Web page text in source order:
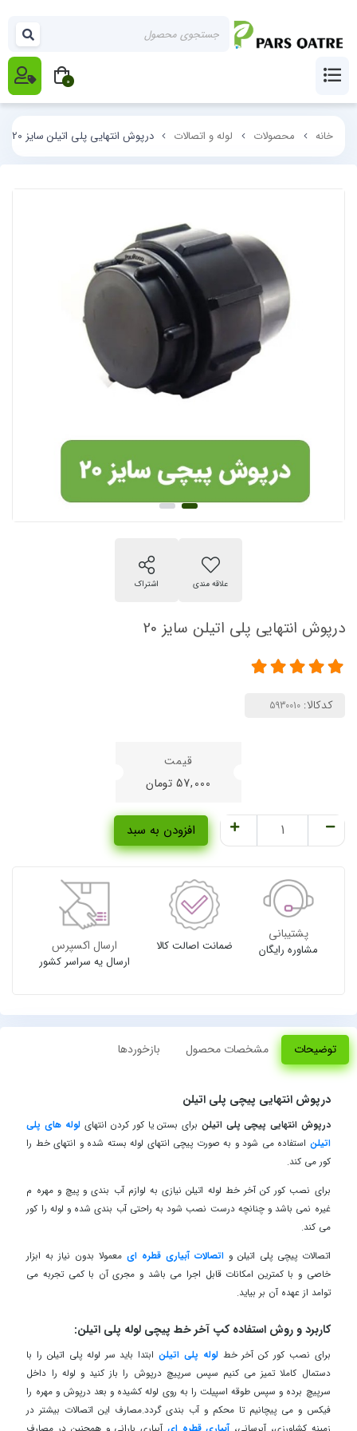
خانه محصولات لوله و اتصالات درپوش انتهایی پلی اتیلن سایز 20
درپوش انتهایی پلی اتیلن سایز 20
کدکالا:
57,000 تومان
افزودن به سبد
پشتیبانی
مشاوره رایگان ضمانت اصالت کالا ارسال اکسپرس
ارسال یه سراسر کشور
توضیحات مشخصات محصول بازخوردها
درپوش انتهایی پیچی پلی اتیلن
درپوش انتهایی پیچی پلی اتیلن برای بستن یا کور کردن انتهای لوله های پلی
اتیلن استفاده می شود و به صورت پیچی انتهای لوله بسته شده و انتهای خط را
کور می کند.
برای نصب کور کن آخر خط لوله اتیلن نیازی به لوازم آب بندی و پیچ و مهره م
غیره نمی باشد و چنانچه درست نصب شود به راحتی آب بندی شده و لوله را کور
می کند.
اتصالات پیچی پلی اتیلن و اتصالات آبیاری قطره ای معمولا بدون نیاز به ابزار
خاصی و با کمترین امکانات قابل اجرا می باشد و مجری آن با کمی تجربه می
توامد از عهده آن بر بیاید.
کاربرد و روش استفاده کپ آخر خط پیچی لوله پلی اتیلن:
برای نصب کور کن آخر خط لوله پلی اتیلن ابتدا باید سر لوله پلی اتیلن را با
دستمال کاملا تمیز می کنیم سپس سرپیچ درپوش را باز کنید و لوله را داخل
سرپیچ برده و سپس طوقه اسپیلت را به روی لوله کشیده و بعد درپوش و مهره را
فیکس و می پیچانیم تا محکم و آب بندی گردد.مصارف این اتصالات بیشتر در
0